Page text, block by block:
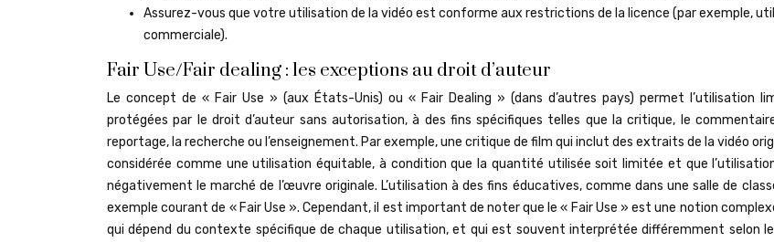
Assurez-vous que votre utilisation de la vidéo est conforme aux restrictions de la licence (par exemple,
commerciale).
Fair Use/Fair dealing : les exceptions au droit d’auteur
Le concept de « Fair Use » (aux États-Unis) ou « Fair Dealing » (dans d’autres pays) permet l’utilisation
protégées par le droit d’auteur sans autorisation, à des fins spécifiques telles que la critique, le
reportage, la recherche ou l’enseignement. Par exemple, une critique de film qui inclut des extraits de la vidéo
considérée comme une utilisation équitable, à condition que la quantité utilisée soit limitée et que
négativement le marché de l’œuvre originale. L’utilisation à des fins éducatives, comme dans une salle de
exemple courant de « Fair Use ». Cependant, il est important de noter que le « Fair Use » est une notion
qui dépend du contexte spécifique de chaque utilisation, et qui est souvent interprétée différemment selon